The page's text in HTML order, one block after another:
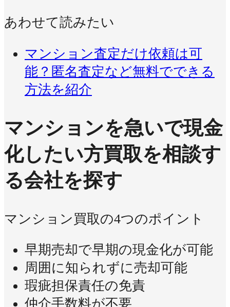
あわせて読みたい
マンション査定だけ依頼は可
能？匿名査定など無料でできる
方法を紹介
マンションを急いで現金
化したい方買取を相談す
る会社を探す
マンション買取の4つのポイント
早期売却で早期の現金化が可能
周囲に知られずに売却可能
瑕疵担保責任の免責
仲介手数料が不要